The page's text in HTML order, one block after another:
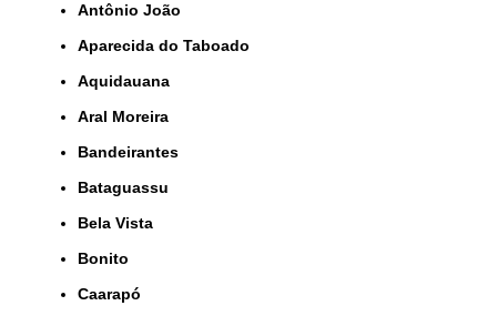
Antônio João
Aparecida do Taboado
Aquidauana
Aral Moreira
Bandeirantes
Bataguassu
Bela Vista
Bonito
Caarapó